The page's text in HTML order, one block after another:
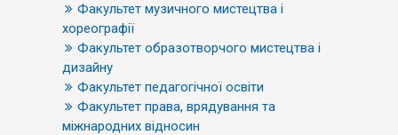
Факультет музичного мистецтва і
хореографії
Факультет образотворчого мистецтва і
дизайну
Факультет педагогічної освіти
Факультет права, врядування та
міжнародних відносин